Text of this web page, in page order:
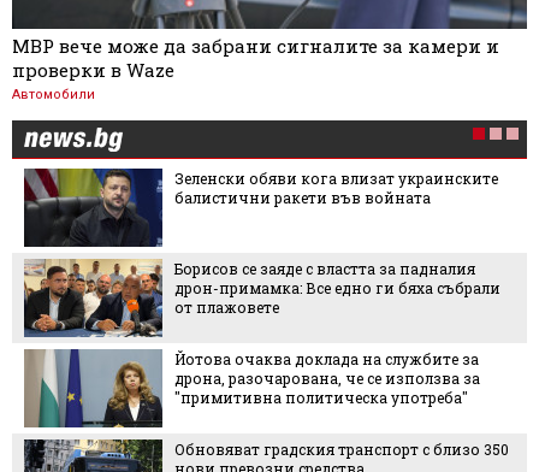
МВР вече може да забрани сигналите за камери и
проверки в Waze
Автомобили
Зеленски обяви кога влизат украинските
балистични ракети във войната
Борисов се заяде с властта за падналия
дрон-примамка: Все едно ги бяха събрали
от плажовете
Йотова очаква доклада на службите за
дрона, разочарована, че се използва за
"примитивна политическа употреба"
Обновяват градския транспорт с близо 350